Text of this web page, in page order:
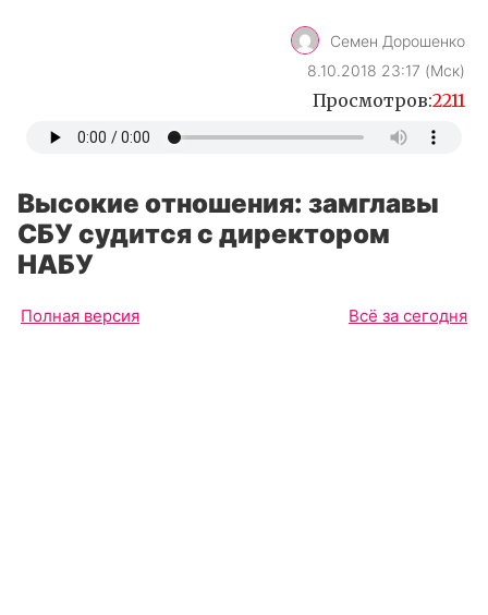
Семен Дорошенко
8.10.2018 23:17 (Мск)
Просмотров:2211
Высокие отношения: замглавы
СБУ судится с директором
НАБУ
Полная версия Всё за сегодня